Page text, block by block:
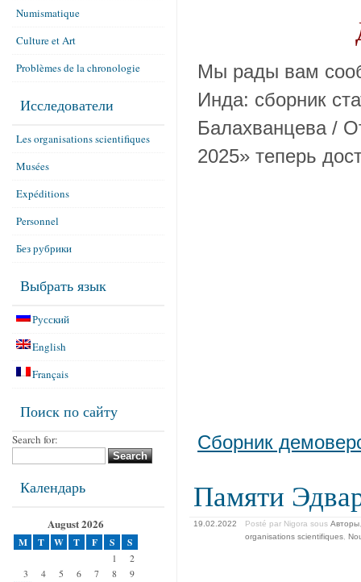
Мы рады вам
Инда: сборник
Балахванцева /
2025» теперь
Сборник
Памяти
19.02.2022 Posté par Nigora sous Авторы
organisations scientifiques
Numismatique
Culture et Art
Problèmes de la chronologie
Исследователи
Les organisations scientifiques
Musées
Expéditions
Personnel
Без рубрики
Выбрать язык
Русский
English
Français
Поиск по сайту
Search for:
Календарь
August 2026
M T W T F S S
1
2
3
4 5 6 7 8
9